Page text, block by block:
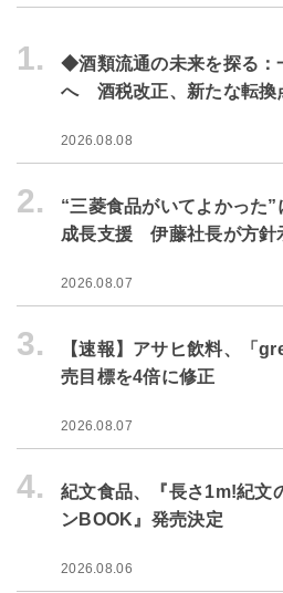
1.
◆酒類流通の未来を探る：
へ 酒税改正、新たな転換
2026.08.08
2.
“三菱食品がいてよかった
成長支援 伊藤社長が方針
2026.08.07
3.
【速報】アサヒ飲料、「
売目標を4倍に修正
2026.08.07
4.
紀文食品、『長さ1m!紀文
ンBOOK』発売決定
2026.08.06